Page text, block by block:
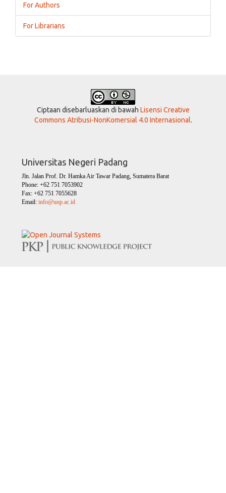
For Authors
For Librarians
Ciptaan disebarluaskan di bawah Lisensi Creative
Commons Atribusi-NonKomersial 4.0 Internasional.
Universitas Negeri Padang
Jln. Jalan Prof. Dr. Hamka Air Tawar Padang, Sumatera Barat
Phone: +62 751 7053902
Fax: +62 751 7055628
Email: info@unp.ac.id